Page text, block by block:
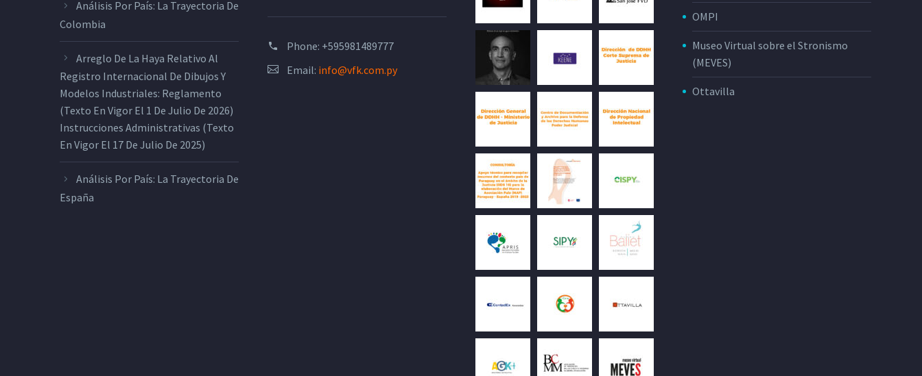
Análisis Por País: La Trayectoria De
Colombia
Arreglo De La Haya Relativo Al
Registro Internacional De Dibujos Y
Modelos Industriales: Reglamento
(texto En Vigor El 1 De Julio De 2026)
Instrucciones Administrativas (texto
En Vigor El 17 De Julio De 2025)
Análisis Por País: La Trayectoria De
España
Phone: +595981489777
Email: info@vfk.com.py
OMPI
Museo Virtual sobre el Stronismo
(MEVES)
Ottavilla